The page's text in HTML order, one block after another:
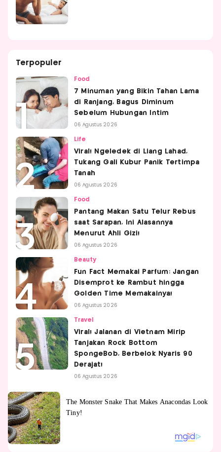
Terpopuler
Food
7 Minuman yang Bikin Tahan Lama
di Ranjang, Bagus Diminum
Sebelum Hubungan Intim
06 Agustus 2026
Life
Viral! Ngeledek di Liang Lahad,
Tukang Gali Kubur Panik Tertimpa
Tanah
06 Agustus 2026
Food
Pantang Makan Satu Telur Rebus
saat Sarapan, Ini Alasannya
Menurut Ahli Gizi!
06 Agustus 2026
Beauty
Fun Fact Memakai Parfum: Jangan
Disemprot ke Rambut hingga
Golden Time Memakainya!
06 Agustus 2026
Travel
Viral! Jalanan di Vietnam Mirip
Tanjakan Rock Bottom
SpongeBob, Berbelok Nyaris 90
Derajat!
06 Agustus 2026